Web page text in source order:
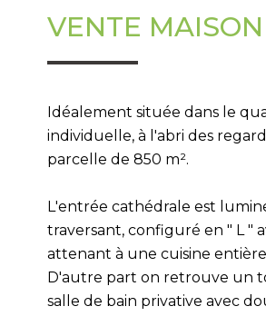
VENTE
Idéalement située dans le
individuelle, à l'abri des
parcelle de 850 m².
L'entrée cathédrale est
traversant, configuré en " L "
attenant à une cuisine
D'autre part on retrouve un
salle de bain privative avec